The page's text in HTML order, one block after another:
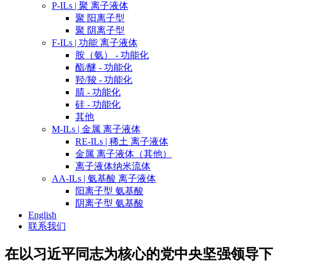
P-ILs | 聚 离子液体
聚 阳离子型
聚 阴离子型
F-ILs | 功能 离子液体
胺（氨） - 功能化
酯/醚 - 功能化
羟/羧 - 功能化
腈 - 功能化
硅 - 功能化
其他
M-ILs | 金属 离子液体
RE-ILs | 稀土 离子液体
金属 离子液体（其他）
离子液体纳米流体
AA-ILs | 氨基酸 离子液体
阳离子型 氨基酸
阴离子型 氨基酸
English
联系我们
在以习近平同志为核心的党中央坚强领导下